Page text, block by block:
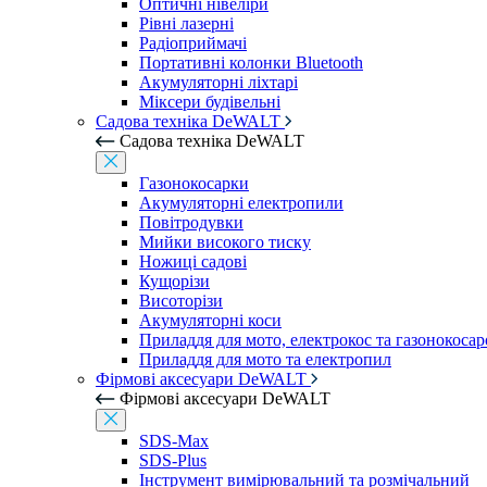
Оптичні нівеліри
Рівні лазерні
Радіоприймачі
Портативні колонки Bluetooth
Акумуляторні ліхтарі
Міксери будівельні
Садова техніка DeWALT
Садова техніка DeWALT
Газонокосарки
Акумуляторні електропили
Повітродувки
Мийки високого тиску
Ножиці садові
Кущорізи
Висоторізи
Акумуляторні коси
Приладдя для мото, електрокос та
Приладдя для мото та електропил
Фірмові аксесуари DeWALT
Фірмові аксесуари DeWALT
SDS-Max
SDS-Plus
Інструмент вимірювальний та розмічальний